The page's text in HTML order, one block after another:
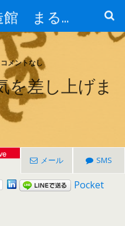
美と健康の創造館 まるとみ薬品 ぐんまの薬屋 芳さんのブログ
メントなし
を差し上げま
メール SMS
Pocket